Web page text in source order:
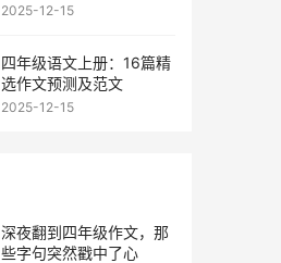
2025-12-15
四年级语文上册：16篇精
选作文预测及范文
2025-12-15
深夜翻到四年级作文，那
些字句突然戳中了心